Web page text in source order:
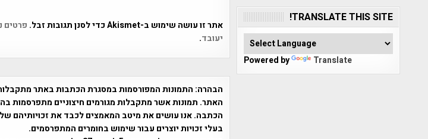
אתר זו עושה שימוש ב-Akismet כדי לסנן תגובות זבל.
פרטים
יעובד.
הבהרה: התמונות המפורסמות במסגרת הכתבות באתר
האתר. תמונות אשר מתקבלות מגורמים חיצוניים
הכתבה. אנו עושים את מיטב המאמצים לכבד את זכויותיהם של
בעלי זכויות יוצרים עבור שימוש בחומרים המתפרסמים.
TRANSLATE THIS SITE!
Powered by Translate